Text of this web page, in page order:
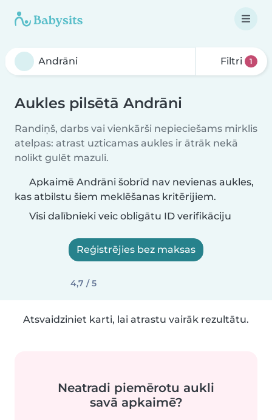
Filtri 1
Aukles pilsētā Andrāni
Randiņš, darbs vai vienkārši nepieciešams mirklis
atelpas: atrast uzticamas aukles ir ātrāk nekā
nolikt gulēt mazuli.
Apkaimē Andrāni šobrīd nav nevienas aukles,
kas atbilstu šiem meklēšanas kritērijiem.
Visi dalībnieki veic obligātu ID verifikāciju
Reģistrējies bez maksas
4,7 / 5
Atsvaidziniet karti, lai atrastu vairāk rezultātu.
Neatradi piemērotu aukli
savā apkaimē?